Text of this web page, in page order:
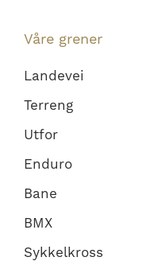
Våre grener
Landevei
Terreng
Utfor
Enduro
Bane
BMX
Sykkelkross